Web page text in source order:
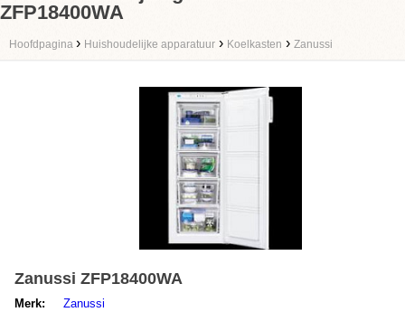
ZFP18400WA
Hoofdpagina › Huishoudelijke apparatuur › Koelkasten › Zanussi
Zanussi ZFP18400WA
Merk:
Zanussi